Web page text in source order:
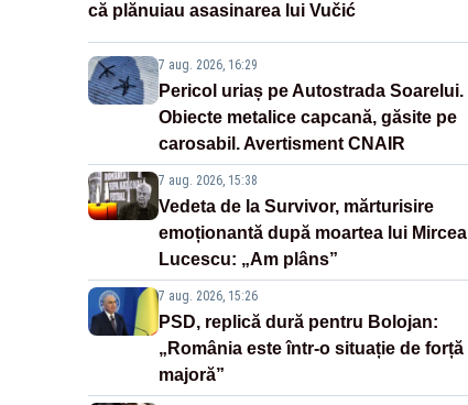
că plănuiau asasinarea lui Vučić
7 aug. 2026, 16:29
Pericol uriaș pe Autostrada Soarelui.
Obiecte metalice capcană, găsite pe
carosabil. Avertisment CNAIR
7 aug. 2026, 15:38
Vedeta de la Survivor, mărturisire
emoționantă după moartea lui Mircea
Lucescu: „Am plâns”
7 aug. 2026, 15:26
PSD, replică dură pentru Bolojan:
„România este într-o situație de forță
majoră”